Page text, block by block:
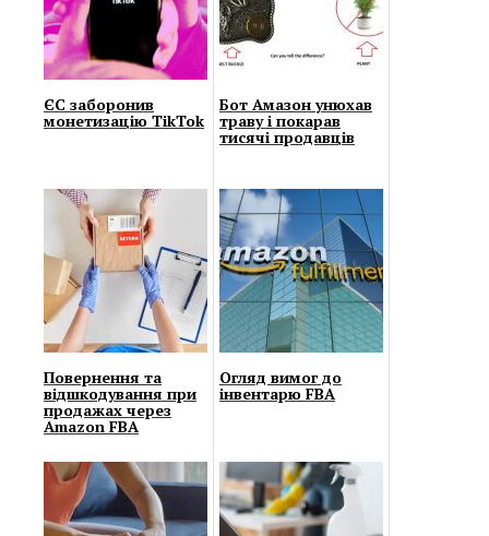
ЄС заборонив
монетизацію TikTok
Бот Амазон унюхав
траву і покарав
тисячі продавців
Повернення та
відшкодування при
продажах через
Amazon FBA
Огляд вимог до
інвентарю FBA